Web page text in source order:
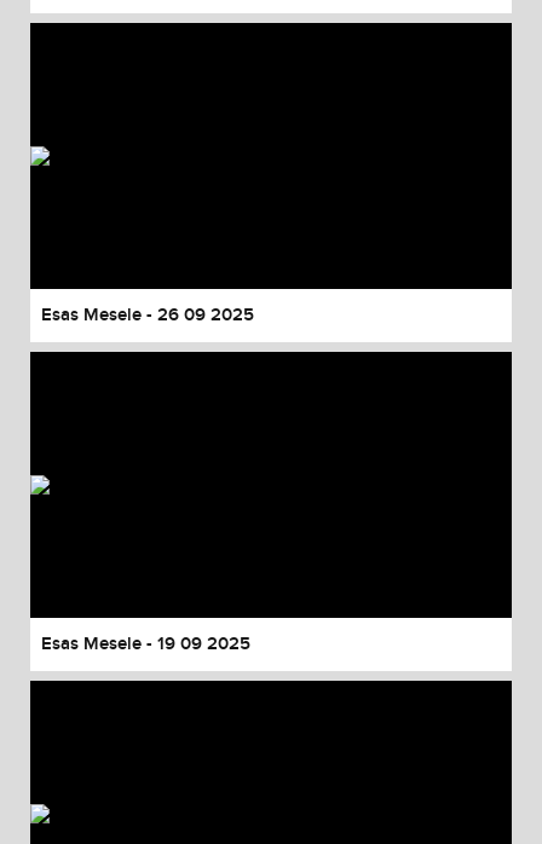
Esas Mesele - 26 09 2025
Esas Mesele - 19 09 2025